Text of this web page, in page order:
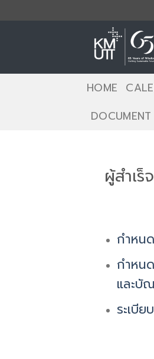
to
HOME
ผู้สำเ
กำหน
กำหน
และบั
ระเบีย